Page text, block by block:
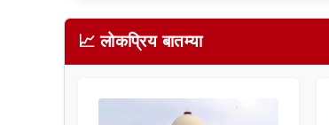
📈 लोकप्रिय बातम्या